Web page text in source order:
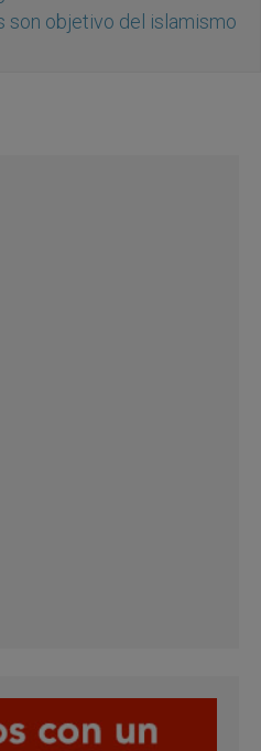
son objetivo del islamismo